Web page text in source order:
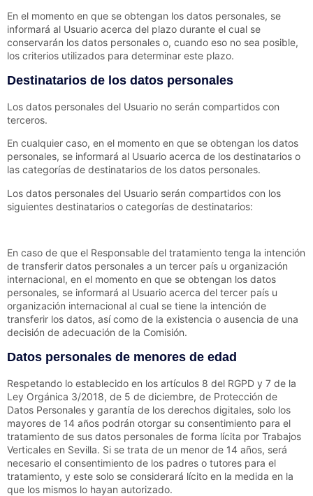
En el momento en que se obtengan los datos personales, se
informará al Usuario acerca del plazo durante el cual se
conservarán los datos personales o, cuando eso no sea posible,
los criterios utilizados para determinar este plazo.
Destinatarios de los datos personales
Los datos personales del Usuario no serán compartidos con
terceros.
En cualquier caso, en el momento en que se obtengan los datos
personales, se informará al Usuario acerca de los destinatarios o
las categorías de destinatarios de los datos personales.
Los datos personales del Usuario serán compartidos con los
siguientes destinatarios o categorías de destinatarios:
En caso de que el Responsable del tratamiento tenga la intención
de transferir datos personales a un tercer país u organización
internacional, en el momento en que se obtengan los datos
personales, se informará al Usuario acerca del tercer país u
organización internacional al cual se tiene la intención de
transferir los datos, así como de la existencia o ausencia de una
decisión de adecuación de la Comisión.
Datos personales de menores de edad
Respetando lo establecido en los artículos 8 del RGPD y 7 de la
Ley Orgánica 3/2018, de 5 de diciembre, de Protección de
Datos Personales y garantía de los derechos digitales, solo los
mayores de 14 años podrán otorgar su consentimiento para el
tratamiento de sus datos personales de forma lícita por Trabajos
Verticales en Sevilla. Si se trata de un menor de 14 años, será
necesario el consentimiento de los padres o tutores para el
tratamiento, y este solo se considerará lícito en la medida en la
que los mismos lo hayan autorizado.